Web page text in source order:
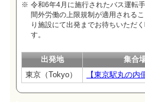
令和6年4月に施行されたバス運転
間外労働の上限規制が適用される
り施設にて出発までお待ちいただ
す。
出発地 集合
東京（Tokyo）
【東京駅丸の内